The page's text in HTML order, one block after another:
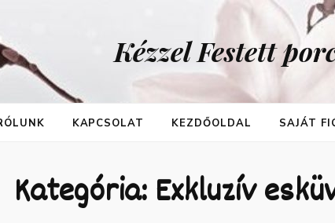
Kézzel Festett
KAPCSOLAT KEZDŐOLDAL SAJÁT
Kategória:Exkluzív